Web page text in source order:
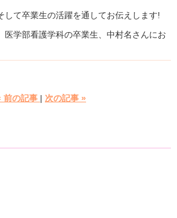
して卒業生の活躍を通してお伝えします!
医学部看護学科の卒業生、中村名さんにお
前の記事 次の記事 »